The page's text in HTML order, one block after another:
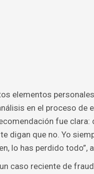
elementos
en el proceso de
fue clara:
digan que no. Yo
lo has perdido todo”,
caso reciente de